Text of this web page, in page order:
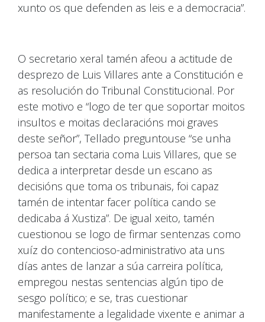
xunto os que defenden as leis e a democracia”.
O secretario xeral tamén afeou a actitude de
desprezo de Luis Villares ante a Constitución e
as resolución do Tribunal Constitucional. Por
este motivo e “logo de ter que soportar moitos
insultos e moitas declaracións moi graves
deste señor”, Tellado preguntouse “se unha
persoa tan sectaria coma Luis Villares, que se
dedica a interpretar desde un escano as
decisións que toma os tribunais, foi capaz
tamén de intentar facer política cando se
dedicaba á Xustiza”. De igual xeito, tamén
cuestionou se logo de firmar sentenzas como
xuíz do contencioso-administrativo ata uns
días antes de lanzar a súa carreira política,
empregou nestas sentencias algún tipo de
sesgo político; e se, tras cuestionar
manifestamente a legalidade vixente e animar a